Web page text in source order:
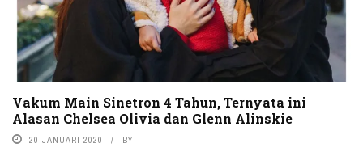
Vakum Main Sinetron 4 Tahun, Ternyata ini
Alasan Chelsea Olivia dan Glenn Alinskie
20 JANUARI 2020 BY